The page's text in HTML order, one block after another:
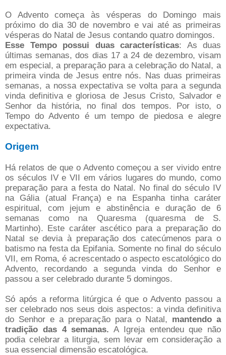
O Advento começa às vésperas do Domingo mais
próximo do dia 30 de novembro e vai até as primeiras
vésperas do Natal de Jesus contando quatro domingos.
Esse Tempo possui duas características: As duas
últimas semanas, dos dias 17 a 24 de dezembro, visam
em especial, a preparação para a celebração do Natal, a
primeira vinda de Jesus entre nós. Nas duas primeiras
semanas, a nossa expectativa se volta para a segunda
vinda definitiva e gloriosa de Jesus Cristo, Salvador e
Senhor da história, no final dos tempos. Por isto, o
Tempo do Advento é um tempo de piedosa e alegre
expectativa.
Origem
Há relatos de que o Advento começou a ser vivido entre
os séculos IV e VII em vários lugares do mundo, como
preparação para a festa do Natal. No final do século IV
na Gália (atual França) e na Espanha tinha caráter
espiritual, com jejum e abstinência e duração de 6
semanas como na Quaresma (quaresma de S.
Martinho). Este caráter ascético para a preparação do
Natal se devia à preparação dos catecúmenos para o
batismo na festa da Epifania. Somente no final do século
VII, em Roma, é acrescentado o aspecto escatológico do
Advento, recordando a segunda vinda do Senhor e
passou a ser celebrado durante 5 domingos.
Só após a reforma litúrgica é que o Advento passou a
ser celebrado nos seus dois aspectos: a vinda definitiva
do Senhor e a preparação para o Natal, mantendo a
tradição das 4 semanas. A Igreja entendeu que não
podia celebrar a liturgia, sem levar em consideração a
sua essencial dimensão escatológica.